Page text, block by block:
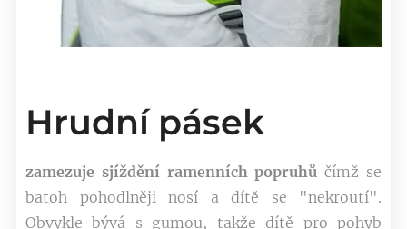
Hrudní pásek
zamezuje sjíždění ramenních popruhů čímž se
batoh pohodlněji nosí a dítě se "nekroutí".
Obvykle bývá s gumou, takže dítě pro pohyb